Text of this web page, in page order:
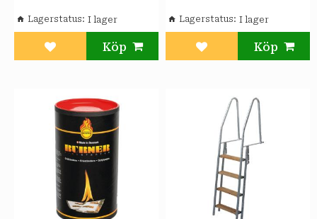
Lägg till i favoriter
Lagerstatus
Lägg till i favoriter
Lagerstatus